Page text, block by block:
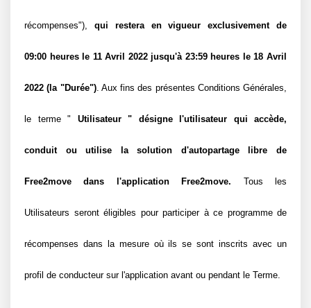
récompenses"), qui restera en vigueur exclusivement de
09:00 heures le 11 Avril 2022 jusqu'à 23:59 heures le 18 Avril
2022 (la "Durée"). Aux fins des présentes Conditions Générales,
le terme " Utilisateur " désigne l'utilisateur qui accède,
conduit ou utilise la solution d'autopartage libre de
Free2move dans l'application Free2move. Tous les
Utilisateurs seront éligibles pour participer à ce programme de
récompenses dans la mesure où ils se sont inscrits avec un
profil de conducteur sur l'application avant ou pendant le Terme.